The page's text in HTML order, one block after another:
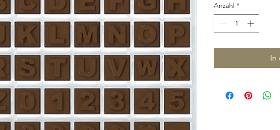
Anzahl *
In